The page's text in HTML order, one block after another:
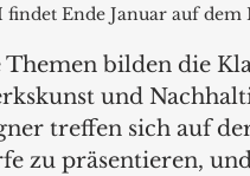
Ende Januar auf dem
bilden die
und
treffen sich auf
zu präsentieren,